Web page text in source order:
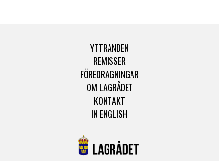
YTTRANDEN
REMISSER
FÖREDRAGNINGAR
OM LAGRÅDET
KONTAKT
IN ENGLISH